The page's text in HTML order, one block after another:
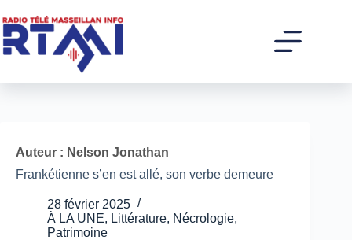
au
contenu
Auteur : Nelson Jonathan
Frankétienne s’en est allé, son verbe demeure
28 février 2025
À LA UNE, Littérature, Nécrologie,
Patrimoine